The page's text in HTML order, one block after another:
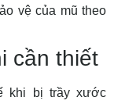
vệ của mũ theo
cần thiết
khi bị trầy xước